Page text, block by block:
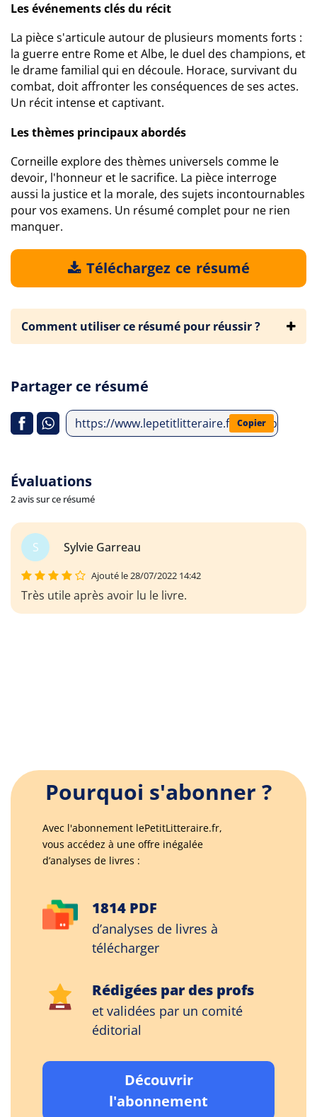
Les événements clés du récit
La pièce s'articule autour de plusieurs moments forts :
la guerre entre Rome et Albe, le duel des champions, et
le drame familial qui en découle. Horace, survivant du
combat, doit affronter les conséquences de ses actes.
Un récit intense et captivant.
Les thèmes principaux abordés
Corneille explore des thèmes universels comme le
devoir, l'honneur et le sacrifice. La pièce interroge
aussi la justice et la morale, des sujets incontournables
pour vos examens. Un résumé complet pour ne rien
manquer.
Téléchargez ce résumé
Comment utiliser ce résumé pour réussir ?
Partager ce résumé
https://www.lepetitlitteraire.fr/index.php/
Copier
Évaluations
2 avis sur ce résumé
S Sylvie Garreau
Ajouté le 28/07/2022 14:42
Très utile après avoir lu le livre.
Pourquoi s'abonner ?
Avec l'abonnement lePetitLitteraire.fr,
vous accédez à une offre inégalée
d’analyses de livres :
1814 PDF
d’analyses de livres à
télécharger
Rédigées par des profs
et validées par un comité
éditorial
Découvrir
l'abonnement